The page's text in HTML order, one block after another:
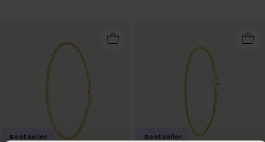
Bestseller Bestseller